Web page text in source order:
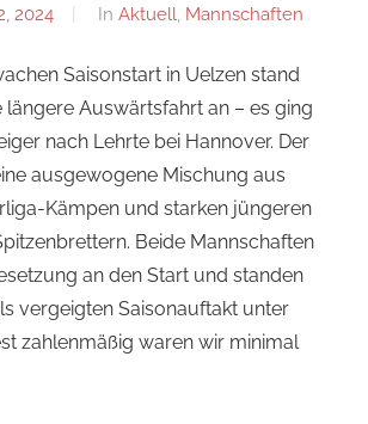
2024
Von
In Aktuell, Mannschaften
Saisonstart in Uelzen stand
längere Auswärtsfahrt an – es ging
nach Lehrte bei Hannover. Der
ausgewogene Mischung aus
Kämpen und starken jüngeren
Beide Mannschaften
an den Start und standen
vergeigten Saisonauftakt unter
zahlenmäßig waren wir minimal